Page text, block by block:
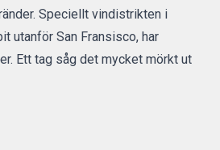
. Speciellt vindistrikten i
utanför San Fransisco, har
Ett tag såg det mycket mörkt ut